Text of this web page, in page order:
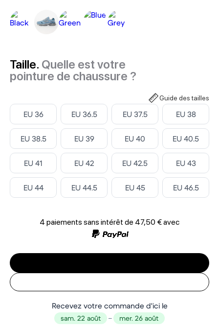
Taille. Quelle est votre
pointure de chaussure ?
Guide des tailles
Select ‎
EU 36 Select ‎
EU 36.5 Select ‎
EU 37.5 Select ‎
EU 38
Select ‎
EU 38.5 Select ‎
EU 39 Select ‎
EU 40 Select ‎
EU 40.5
Select ‎
EU 41 Select ‎
EU 42 Select ‎
EU 42.5 Select ‎
EU 43
Select ‎
EU 44 Select ‎
EU 44.5 Select ‎
EU 45 Select ‎
EU 46.5
4 paiements sans intérêt de 47,50 €avec
Recevez votre commande d'ici le
sam. 22 août – mer. 26 août